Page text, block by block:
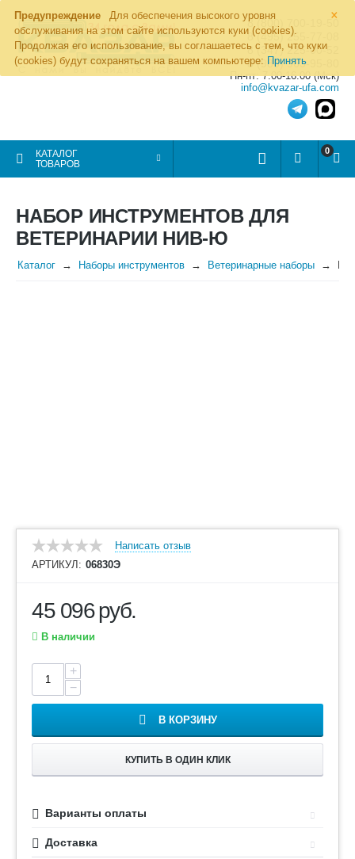
×
Предупреждение
Для обеспечения высокого уровня
обслуживания на этом сайте используются куки (cookies).
Продолжая его использование, вы соглашаетесь с тем, что куки
(cookies) будут сохраняться на вашем компьютере: Принять
8 (800) 700-19-50
8 (495) 255-77-08
8 (347) 225-00-52
8 (986) 963-95-80
Пн-пт: 7.00-16.00 (Мск)
info@kvazar-ufa.com
КАТАЛОГ
ТОВАРОВ
0
НАБОР ИНСТРУМЕНТОВ ДЛЯ
ВЕТЕРИНАРИИ НИВ-Ю
Каталог Наборы инструментов Ветеринарные наборы
Написать отзыв
АРТИКУЛ: 06830Э
45 096руб.
В наличии
+
−
В КОРЗИНУ
КУПИТЬ В ОДИН КЛИК
Варианты оплаты
Доставка